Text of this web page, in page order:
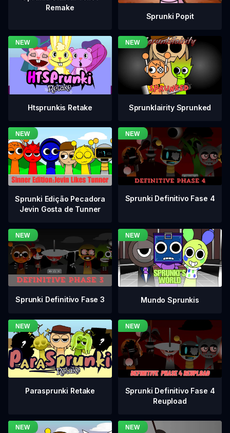
Remake
Sprunki Popit
Htsprunkis Retake Sprunklairity Sprunked
Sprunki Edição Pecadora
Jevin Gosta de Tunner
Sprunki Definitivo Fase 4
Sprunki Definitivo Fase 3 Mundo Sprunkis
Parasprunki Retake
Sprunki Definitivo Fase 4
Reupload